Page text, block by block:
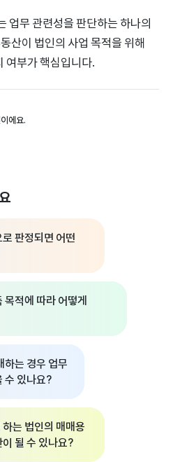
업무 관련성을 판단하는 하나의
산이 법인의 사업 목적을 위해
여부가 핵심입니다.
에요.
판정되면 어떤
적에 따라 어떻게
하는 경우 업무
수 있나요?
는 법인의 매매용
될 수 있나요?